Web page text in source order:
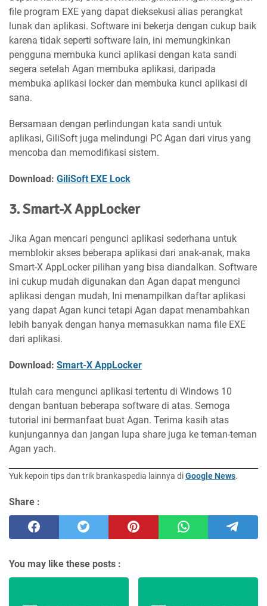
file program EXE yang dapat dieksekusi alias perangkat
lunak dan aplikasi. Software ini bekerja dengan cukup baik
karena tidak seperti software lain, ini memungkinkan
pengguna membuka kunci aplikasi dengan kata sandi
segera setelah Agan membuka aplikasi, daripada
membuka aplikasi locker dan membuka kunci aplikasi di
sana.
Bersamaan dengan perlindungan kata sandi untuk
aplikasi, GiliSoft juga melindungi PC Agan dari virus yang
mencoba dan memodifikasi sistem.
Download: GiliSoft EXE Lock
3. Smart-X AppLocker
Jika Agan mencari pengunci aplikasi sederhana untuk
memblokir akses beberapa aplikasi dari anak-anak, maka
Smart-X AppLocker pilihan yang bisa diandalkan. Software
ini cukup mudah digunakan dan Agan dapat mengunci
aplikasi dengan mudah, Ini menampilkan daftar aplikasi
yang dapat Agan kunci tetapi Agan dapat menambahkan
lebih banyak dengan hanya memasukkan nama file EXE
dari aplikasi.
Download: Smart-X AppLocker
Itulah cara mengunci aplikasi tertentu di Windows 10
dengan bantuan beberapa software di atas. Semoga
tutorial ini bermanfaat buat Agan. Terima kasih atas
kunjungannya dan jangan lupa share juga ke teman-teman
Agan yach.
Yuk kepoin tips dan trik brankaspedia lainnya diGoogle News.
Share :
You may like these posts :